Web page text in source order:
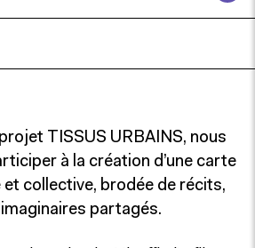
TISSUS URBAINS, nous
à la création d’une carte
collective, brodée de récits,
partagés.